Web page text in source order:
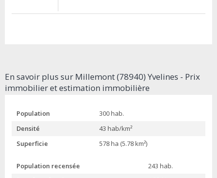
En savoir plus sur Millemont (78940) Yvelines - Prix
immobilier et estimation immobilière
Population
300 hab.
Densité
43 hab/km²
Superficie
578 ha (5.78 km²)
Population recensée
243 hab.